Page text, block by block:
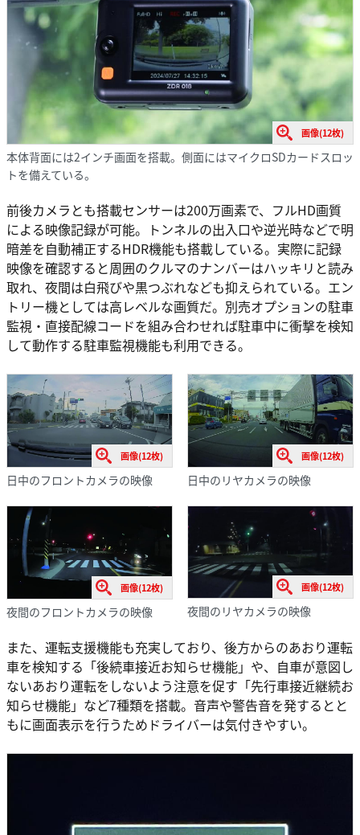
画像(12枚)
本体背面には2インチ画面を搭載。側面にはマイクロSDカードスロッ
トを備えている。
前後カメラとも搭載センサーは200万画素で、フルHD画質
による映像記録が可能。トンネルの出入口や逆光時などで明
暗差を自動補正するHDR機能も搭載している。実際に記録
映像を確認すると周囲のクルマのナンバーはハッキリと読み
取れ、夜間は白飛びや黒つぶれなども抑えられている。エン
トリー機としては高レベルな画質だ。別売オプションの駐車
監視・直接配線コードを組み合わせれば駐車中に衝撃を検知
して動作する駐車監視機能も利用できる。
画像(12枚)
日中のフロントカメラの映像
画像(12枚)
日中のリヤカメラの映像
画像(12枚)
夜間のフロントカメラの映像
画像(12枚)
夜間のリヤカメラの映像
また、運転支援機能も充実しており、後方からのあおり運転
車を検知する「後続車接近お知らせ機能」や、自車が意図し
ないあおり運転をしないよう注意を促す「先行車接近継続お
知らせ機能」など7種類を搭載。音声や警告音を発するとと
もに画面表示を行うためドライバーは気付きやすい。